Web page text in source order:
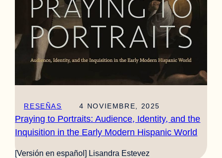
RESEÑAS 4 NOVIEMBRE, 2025
Praying to Portraits: Audience, Identity, and the
Inquisition in the Early Modern Hispanic World
[Versión en español] Lisandra Estevez